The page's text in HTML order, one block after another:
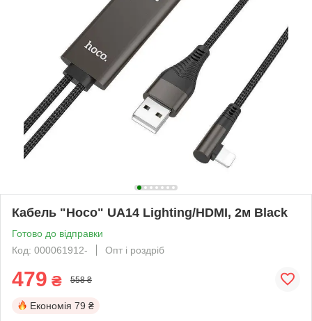
Кабель "Hoco" UA14 Lighting/HDMI, 2м Black
Готово до відправки
Код: 000061912-
Опт і роздріб
479 ₴ 558 ₴
Економія 79 ₴